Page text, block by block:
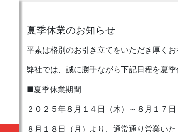
夏季休業のお知らせ
平素は格別のお引き立てをいただき厚くお
弊社では、誠に勝手ながら下記日程を夏季
■夏季休業期間
２０２５年８月１４日（木）～８月１７日
８月１８日（月）より、通常通り営業いた